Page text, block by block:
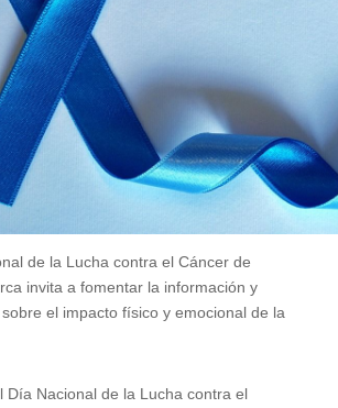
de la Lucha contra el Cáncer de
invita a fomentar la información y
el impacto físico y emocional de la
Día Nacional de la Lucha contra el